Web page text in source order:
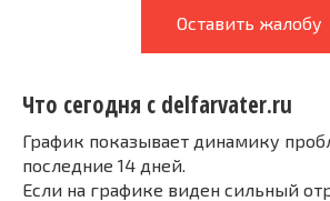
Оставить жалобу
Что сегодня с delfarvater.ru
График показывает динамику
последние 14 дней.
Если на графике виден сильный